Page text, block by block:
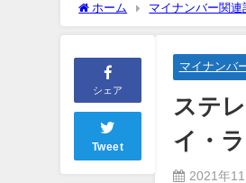
ホーム マイナンバー関連
シェア
Tweet
マイナンバ
ステ
イ ・
2021年